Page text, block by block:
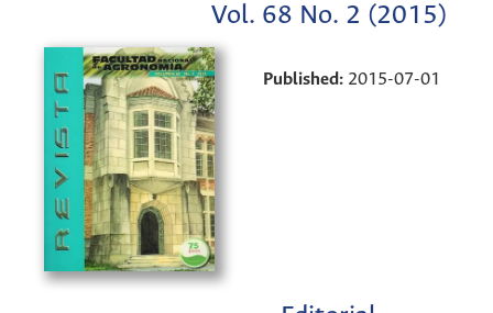
Vol. 68 No. 2 (2015)
Published: 2015-07-01